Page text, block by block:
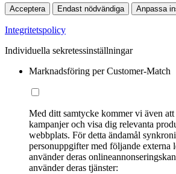
Acceptera Endast nödvändiga Anpassa
Integritetspolicy
Individuella sekretessinställningar
Marknadsföring per Customer-Match
Med ditt samtycke kommer vi även
kampanjer och visa dig relevanta
webbplats. För detta ändamål
personuppgifter med följande externa
använder deras
använder deras tjänster: